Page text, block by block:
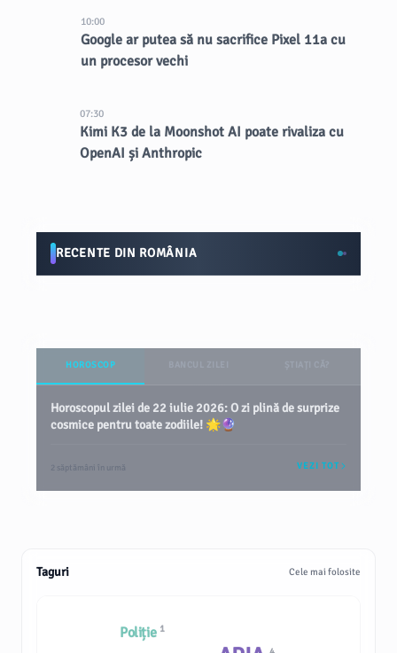
10:00
Google ar putea să nu sacrifice Pixel 11a cu
un procesor vechi
07:30
Kimi K3 de la Moonshot AI poate rivaliza cu
OpenAI și Anthropic
RECENTE DIN ROMÂNIA
HOROSCOP
Horoscopul zilei de 22 iulie 2026: O zi plină de surprize
cosmice pentru toate zodiile! 🌟🔮
2 săptămâni în urmă VEZI TOT
Taguri Cele mai folosite
Poliție 1